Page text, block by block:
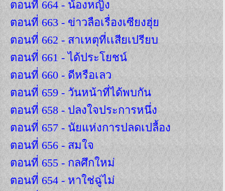
ตอนที่ 664 - น้องหญิง
ตอนที่ 663 - ข่าวลือเรื่องเซียงฮุ่ย
ตอนที่ 662 - สาเหตุที่เเสียเปรียบ
ตอนที่ 661 - ได้ประโยชน์
ตอนที่ 660 - ดีหรือเลว
ตอนที่ 659 - วันหน้าที่ได้พบกัน
ตอนที่ 658 - ปลงใจประการหนึ่ง
ตอนที่ 657 - นัยแห่งการปลดเปลื้อง
ตอนที่ 656 - สมใจ
ตอนที่ 655 - กลศึกใหม่
ตอนที่ 654 - หาใช่ฉู่ไม่